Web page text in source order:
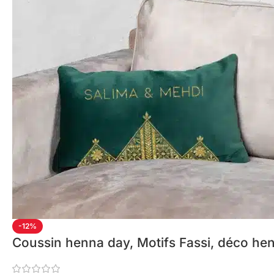
-12%
Coussin henna day, Motifs Fassi, déco